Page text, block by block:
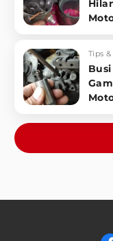
Tips